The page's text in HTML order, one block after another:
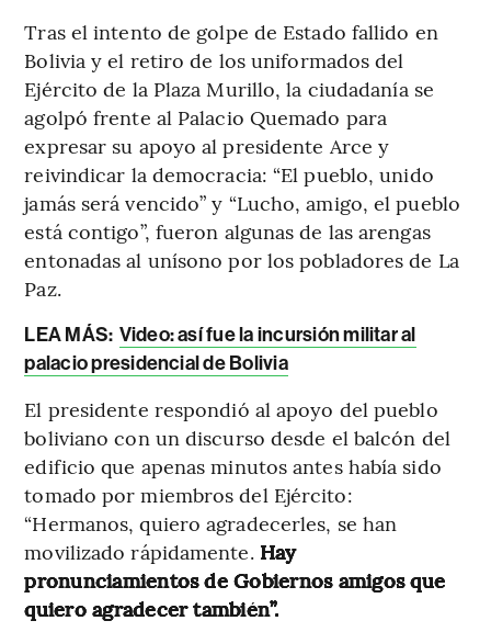
Tras el intento de golpe de Estado fallido en
Bolivia y el retiro de los uniformados del
Ejército de la Plaza Murillo, la ciudadanía se
agolpó frente al Palacio Quemado para
expresar su apoyo al presidente Arce y
reivindicar la democracia: “El pueblo, unido
jamás será vencido” y “Lucho, amigo, el pueblo
está contigo”, fueron algunas de las arengas
entonadas al unísono por los pobladores de La
Paz.
LEA MÁS: Video: así fue la incursión militar al
palacio presidencial de Bolivia
El presidente respondió al apoyo del pueblo
boliviano con un discurso desde el balcón del
edificio que apenas minutos antes había sido
tomado por miembros del Ejército:
“Hermanos, quiero agradecerles, se han
movilizado rápidamente.Hay
pronunciamientos de Gobiernos amigos que
quiero agradecer también”.